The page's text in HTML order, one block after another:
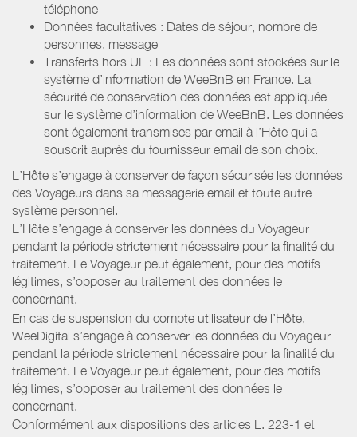
téléphone
Données facultatives : Dates de séjour, nombre de
personnes, message
Transferts hors UE : Les données sont stockées sur le
système d’information de WeeBnB en France. La
sécurité de conservation des données est appliquée
sur le système d’information de WeeBnB. Les données
sont également transmises par email à l’Hôte qui a
souscrit auprès du fournisseur email de son choix.
L’Hôte s’engage à conserver de façon sécurisée les données
des Voyageurs dans sa messagerie email et toute autre
système personnel.
L’Hôte s’engage à conserver les données du Voyageur
pendant la période strictement nécessaire pour la finalité du
traitement. Le Voyageur peut également, pour des motifs
légitimes, s’opposer au traitement des données le
concernant.
En cas de suspension du compte utilisateur de l’Hôte,
WeeDigital s’engage à conserver les données du Voyageur
pendant la période strictement nécessaire pour la finalité du
traitement. Le Voyageur peut également, pour des motifs
légitimes, s’opposer au traitement des données le
concernant.
Conformément aux dispositions des articles L. 223-1 et